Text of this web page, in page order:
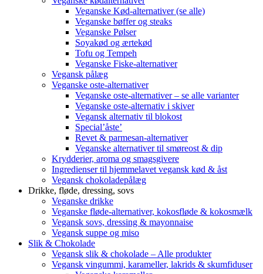
Veganske Kød-alternativer (se alle)
Veganske bøffer og steaks
Veganske Pølser
Soyakød og ærtekød
Tofu og Tempeh
Veganske Fiske-alternativer
Vegansk pålæg
Veganske oste-alternativer
Veganske oste-alternativer – se alle varianter
Veganske oste-alternativ i skiver
Vegansk alternativ til blokost
Special’åste’
Revet & parmesan-alternativer
Veganske alternativer til smøreost & dip
Krydderier, aroma og smagsgivere
Ingredienser til hjemmelavet vegansk kød & åst
Vegansk chokoladepålæg
Drikke, fløde, dressing, sovs
Veganske drikke
Veganske fløde-alternativer, kokosfløde & kokosmælk
Vegansk sovs, dressing & mayonnaise
Vegansk suppe og miso
Slik & Chokolade
Vegansk slik & chokolade – Alle produkter
Vegansk vingummi, karameller, lakrids & skumfiduser